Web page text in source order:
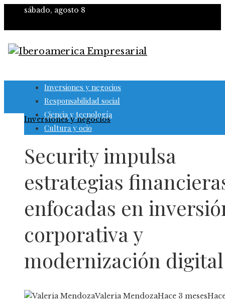
sábado, agosto 8
Inversiones y negocios
Responsabilidad social
Ciencia y tecnología
Cultura y ocio
Inversiones y negocios
Security impulsa
estrategias
enfocadas en
corporativa y
modernización digital
Valeria MendozaHace 3 meses